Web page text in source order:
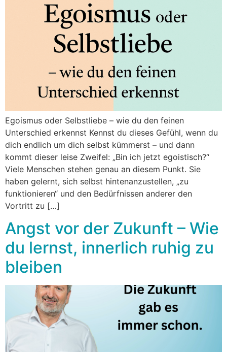
Egoismus oder Selbstliebe – wie du den feinen
Unterschied erkennst Kennst du dieses Gefühl, wenn du
dich endlich um dich selbst kümmerst – und dann
kommt dieser leise Zweifel: „Bin ich jetzt egoistisch?“
Viele Menschen stehen genau an diesem Punkt. Sie
haben gelernt, sich selbst hintenanzustellen, „zu
funktionieren“ und den Bedürfnissen anderer den
Vortritt zu […]
Angst vor der Zukunft – Wie
du lernst, innerlich ruhig zu
bleiben